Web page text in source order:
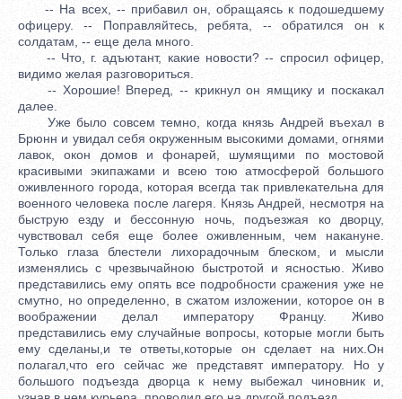
-- На всех, -- прибавил он, обращаясь к подошедшему
офицеру. -- Поправляйтесь, ребята, -- обратился он к
солдатам, -- еще дела много.
-- Что, г. адъютант, какие новости? -- спросил офицер,
видимо желая разговориться.
-- Хорошие! Вперед, -- крикнул он ямщику и поскакал
далее.
Уже было совсем темно, когда князь Андрей въехал в
Брюнн и увидал себя окруженным высокими домами, огнями
лавок, окон домов и фонарей, шумящими по мостовой
красивыми экипажами и всею тою атмосферой большого
оживленного города, которая всегда так привлекательна для
военного человека после лагеря. Князь Андрей, несмотря на
быструю езду и бессонную ночь, подъезжая ко дворцу,
чувствовал себя еще более оживленным, чем накануне.
Только глаза блестели лихорадочным блеском, и мысли
изменялись с чрезвычайною быстротой и ясностью. Живо
представились ему опять все подробности сражения уже не
смутно, но определенно, в сжатом изложении, которое он в
воображении делал императору Францу. Живо
представились ему случайные вопросы, которые могли быть
ему сделаны,и те ответы,которые он сделает на них.Он
полагал,что его сейчас же представят императору. Но у
большого подъезда дворца к нему выбежал чиновник и,